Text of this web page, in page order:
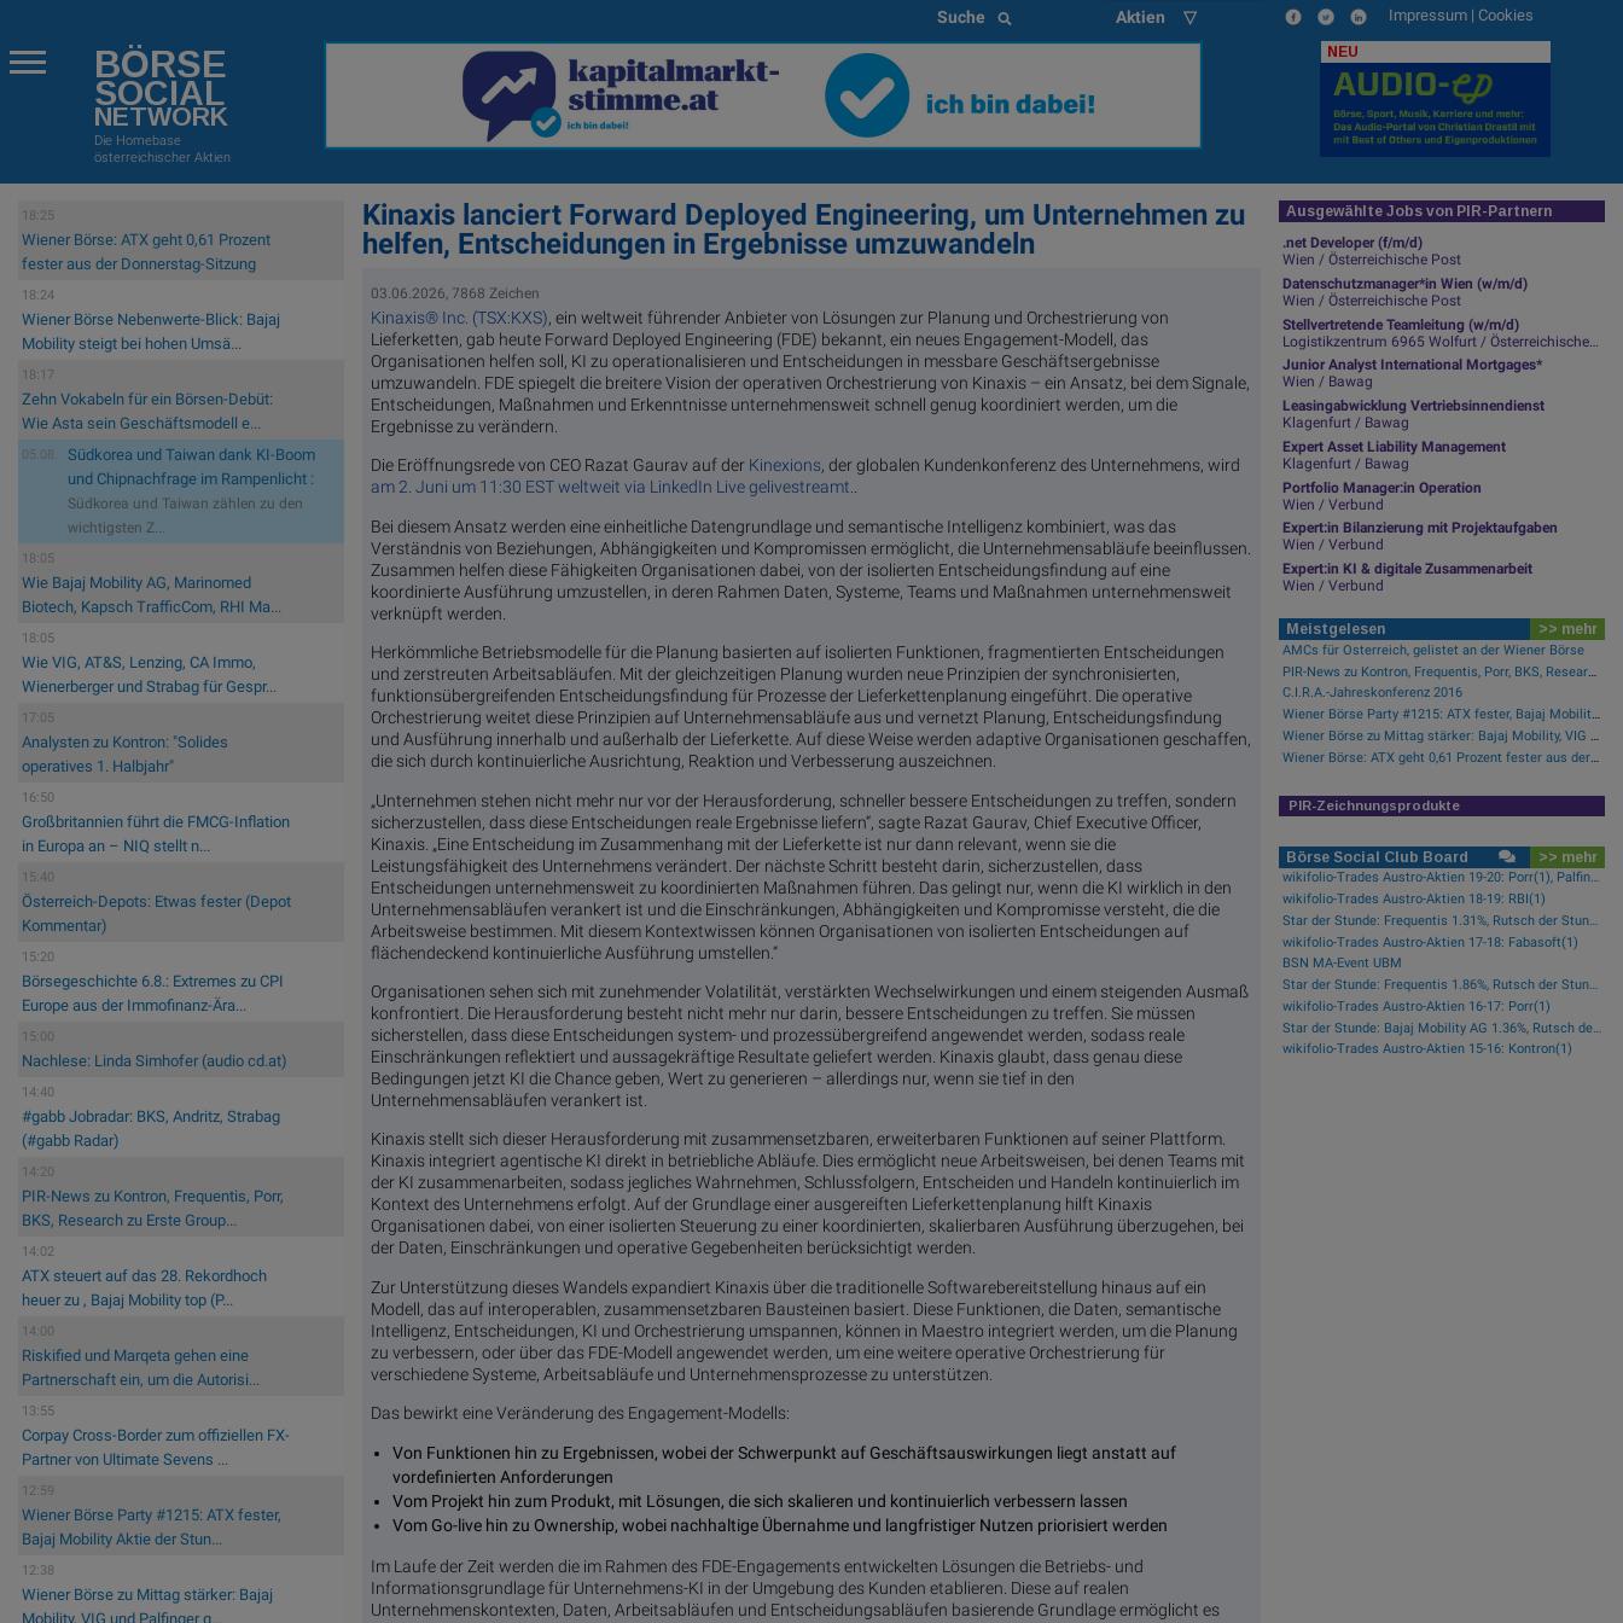
Suche Aktien ▽ Impressum | Cookies
BÖRSE
SOCIAL
NETWORK
Die Homebase
österreichischer Aktien
NEU
18:25
Wiener Börse: ATX geht 0,61 Prozent
fester aus der Donnerstag-Sitzung
18:24
Wiener Börse Nebenwerte-Blick: Bajaj
Mobility steigt bei hohen Umsä...
18:17
Zehn Vokabeln für ein Börsen-Debüt:
Wie Asta sein Geschäftsmodell e...
05.08.
Südkorea und Taiwan dank KI-Boom
und Chipnachfrage im Rampenlicht :
Südkorea und Taiwan zählen zu den
wichtigsten Z...
18:05
Wie Bajaj Mobility AG, Marinomed
Biotech, Kapsch TrafficCom, RHI Ma...
18:05
Wie VIG, AT&S, Lenzing, CA Immo,
Wienerberger und Strabag für Gespr...
17:05
Analysten zu Kontron: "Solides
operatives 1. Halbjahr"
16:50
Großbritannien führt die FMCG-Inflation
in Europa an – NIQ stellt n...
15:40
Österreich-Depots: Etwas fester (Depot
Kommentar)
15:20
Börsegeschichte 6.8.: Extremes zu CPI
Europe aus der Immofinanz-Ära...
15:00
Nachlese: Linda Simhofer (audio cd.at)
14:40
#gabb Jobradar: BKS, Andritz, Strabag
(#gabb Radar)
14:20
PIR-News zu Kontron, Frequentis, Porr,
BKS, Research zu Erste Group...
14:02
ATX steuert auf das 28. Rekordhoch
heuer zu , Bajaj Mobility top (P...
14:00
Riskified und Marqeta gehen eine
Partnerschaft ein, um die Autorisi...
13:55
Corpay Cross-Border zum offiziellen FX-
Partner von Ultimate Sevens ...
12:59
Wiener Börse Party #1215: ATX fester,
Bajaj Mobility Aktie der Stun...
12:38
Wiener Börse zu Mittag stärker: Bajaj
Mobility, VIG und Palfinger g...
Kinaxis lanciert Forward Deployed Engineering, um Unternehmen zu
helfen, Entscheidungen in Ergebnisse umzuwandeln
03.06.2026, 7868 Zeichen
Kinaxis® Inc. (TSX:KXS), ein weltweit führender Anbieter von Lösungen zur Planung und Orchestrierung von
Lieferketten, gab heute Forward Deployed Engineering (FDE) bekannt, ein neues Engagement-Modell, das
Organisationen helfen soll, KI zu operationalisieren und Entscheidungen in messbare Geschäftsergebnisse
umzuwandeln. FDE spiegelt die breitere Vision der operativen Orchestrierung von Kinaxis – ein Ansatz, bei dem Signale,
Entscheidungen, Maßnahmen und Erkenntnisse unternehmensweit schnell genug koordiniert werden, um die
Ergebnisse zu verändern.
Die Eröffnungsrede von CEO Razat Gaurav auf der Kinexions, der globalen Kundenkonferenz des Unternehmens, wird
am 2. Juni um 11:30 EST weltweit via LinkedIn Live gelivestreamt..
Bei diesem Ansatz werden eine einheitliche Datengrundlage und semantische Intelligenz kombiniert, was das
Verständnis von Beziehungen, Abhängigkeiten und Kompromissen ermöglicht, die Unternehmensabläufe beeinflussen.
Zusammen helfen diese Fähigkeiten Organisationen dabei, von der isolierten Entscheidungsfindung auf eine
koordinierte Ausführung umzustellen, in deren Rahmen Daten, Systeme, Teams und Maßnahmen unternehmensweit
verknüpft werden.
Herkömmliche Betriebsmodelle für die Planung basierten auf isolierten Funktionen, fragmentierten Entscheidungen
und zerstreuten Arbeitsabläufen. Mit der gleichzeitigen Planung wurden neue Prinzipien der synchronisierten,
funktionsübergreifenden Entscheidungsfindung für Prozesse der Lieferkettenplanung eingeführt. Die operative
Orchestrierung weitet diese Prinzipien auf Unternehmensabläufe aus und vernetzt Planung, Entscheidungsfindung
und Ausführung innerhalb und außerhalb der Lieferkette. Auf diese Weise werden adaptive Organisationen geschaffen,
die sich durch kontinuierliche Ausrichtung, Reaktion und Verbesserung auszeichnen.
„Unternehmen stehen nicht mehr nur vor der Herausforderung, schneller bessere Entscheidungen zu treffen, sondern
sicherzustellen, dass diese Entscheidungen reale Ergebnisse liefern“, sagte Razat Gaurav, Chief Executive Officer,
Kinaxis. „Eine Entscheidung im Zusammenhang mit der Lieferkette ist nur dann relevant, wenn sie die
Leistungsfähigkeit des Unternehmens verändert. Der nächste Schritt besteht darin, sicherzustellen, dass
Entscheidungen unternehmensweit zu koordinierten Maßnahmen führen. Das gelingt nur, wenn die KI wirklich in den
Unternehmensabläufen verankert ist und die Einschränkungen, Abhängigkeiten und Kompromisse versteht, die die
Arbeitsweise bestimmen. Mit diesem Kontextwissen können Organisationen von isolierten Entscheidungen auf
flächendeckend kontinuierliche Ausführung umstellen.“
Organisationen sehen sich mit zunehmender Volatilität, verstärkten Wechselwirkungen und einem steigenden Ausmaß
konfrontiert. Die Herausforderung besteht nicht mehr nur darin, bessere Entscheidungen zu treffen. Sie müssen
sicherstellen, dass diese Entscheidungen system- und prozessübergreifend angewendet werden, sodass reale
Einschränkungen reflektiert und aussagekräftige Resultate geliefert werden. Kinaxis glaubt, dass genau diese
Bedingungen jetzt KI die Chance geben, Wert zu generieren – allerdings nur, wenn sie tief in den
Unternehmensabläufen verankert ist.
Kinaxis stellt sich dieser Herausforderung mit zusammensetzbaren, erweiterbaren Funktionen auf seiner Plattform.
Kinaxis integriert agentische KI direkt in betriebliche Abläufe. Dies ermöglicht neue Arbeitsweisen, bei denen Teams mit
der KI zusammenarbeiten, sodass jegliches Wahrnehmen, Schlussfolgern, Entscheiden und Handeln kontinuierlich im
Kontext des Unternehmens erfolgt. Auf der Grundlage einer ausgereiften Lieferkettenplanung hilft Kinaxis
Organisationen dabei, von einer isolierten Steuerung zu einer koordinierten, skalierbaren Ausführung überzugehen, bei
der Daten, Einschränkungen und operative Gegebenheiten berücksichtigt werden.
Zur Unterstützung dieses Wandels expandiert Kinaxis über die traditionelle Softwarebereitstellung hinaus auf ein
Modell, das auf interoperablen, zusammensetzbaren Bausteinen basiert. Diese Funktionen, die Daten, semantische
Intelligenz, Entscheidungen, KI und Orchestrierung umspannen, können in Maestro integriert werden, um die Planung
zu verbessern, oder über das FDE-Modell angewendet werden, um eine weitere operative Orchestrierung für
verschiedene Systeme, Arbeitsabläufe und Unternehmensprozesse zu unterstützen.
Das bewirkt eine Veränderung des Engagement-Modells:
Von Funktionen hin zu Ergebnissen, wobei der Schwerpunkt auf Geschäftsauswirkungen liegt anstatt auf
vordefinierten Anforderungen
Vom Projekt hin zum Produkt, mit Lösungen, die sich skalieren und kontinuierlich verbessern lassen
Vom Go-live hin zu Ownership, wobei nachhaltige Übernahme und langfristiger Nutzen priorisiert werden
Im Laufe der Zeit werden die im Rahmen des FDE-Engagements entwickelten Lösungen die Betriebs- und
Informationsgrundlage für Unternehmens-KI in der Umgebung des Kunden etablieren. Diese auf realen
Unternehmenskontexten, Daten, Arbeitsabläufen und Entscheidungsabläufen basierende Grundlage ermöglicht es
Ausgewählte Jobs von PIR-Partnern
.net Developer (f/m/d)
Wien / Österreichische Post
Datenschutzmanager*in Wien (w/m/d)
Wien / Österreichische Post
Stellvertretende Teamleitung (w/m/d)
Logistikzentrum 6965 Wolfurt / Österreichische Post
Junior Analyst International Mortgages*
Wien / Bawag
Leasingabwicklung Vertriebsinnendienst
Klagenfurt / Bawag
Expert Asset Liability Management
Klagenfurt / Bawag
Portfolio Manager:in Operation
Wien / Verbund
Expert:in Bilanzierung mit Projektaufgaben
Wien / Verbund
Expert:in KI & digitale Zusammenarbeit
Wien / Verbund
Meistgelesen >> mehr
AMCs für Österreich, gelistet an der Wiener Börse
PIR-News zu Kontron, Frequentis, Porr, BKS, Research zu Erste Group, Verbund (Christine Petzwinkler)
C.I.R.A.-Jahreskonferenz 2016
Wiener Börse Party #1215: ATX fester, Bajaj Mobility Aktie der Stunde, offene Fragen bei Fitgroup
Wiener Börse zu Mittag stärker: Bajaj Mobility, VIG und Palfinger gesucht
Wiener Börse: ATX geht 0,61 Prozent fester aus der Donnerstag-Sitzung
PIR-Zeichnungsprodukte
Börse Social Club Board >> mehr
wikifolio-Trades Austro-Aktien 19-20: Porr(1), Palfinger(1)
wikifolio-Trades Austro-Aktien 18-19: RBI(1)
Star der Stunde: Frequentis 1.31%, Rutsch der Stunde: RHI Magnesita -1.38%
wikifolio-Trades Austro-Aktien 17-18: Fabasoft(1)
BSN MA-Event UBM
Star der Stunde: Frequentis 1.86%, Rutsch der Stunde: Kapsch TrafficCom -2.16%
wikifolio-Trades Austro-Aktien 16-17: Porr(1)
Star der Stunde: Bajaj Mobility AG 1.36%, Rutsch der Stunde: Polytec Group -1.81%
wikifolio-Trades Austro-Aktien 15-16: Kontron(1)